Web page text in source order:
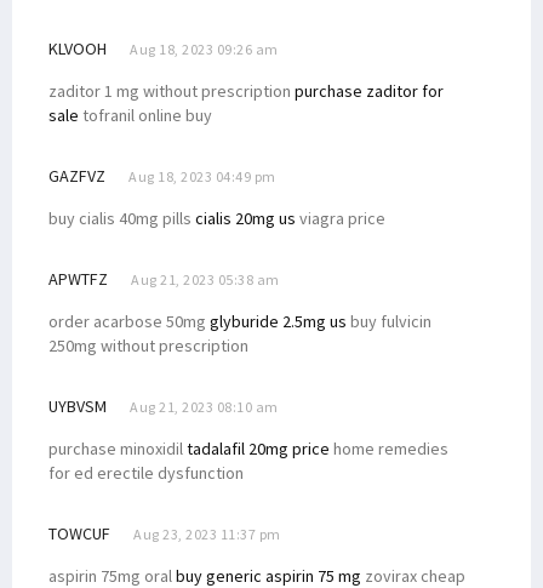
KLVOOH Aug 18, 2023 09:26 am
zaditor 1 mg without prescription purchase zaditor for
sale tofranil online buy
GAZFVZ Aug 18, 2023 04:49 pm
buy cialis 40mg pills cialis 20mg us viagra price
APWTFZ Aug 21, 2023 05:38 am
order acarbose 50mg glyburide 2.5mg us buy fulvicin
250mg without prescription
UYBVSM Aug 21, 2023 08:10 am
purchase minoxidiltadalafil 20mg price home remedies
for ed erectile dysfunction
TOWCUF Aug 23, 2023 11:37 pm
aspirin 75mg oralbuy generic aspirin 75 mg zovirax cheap